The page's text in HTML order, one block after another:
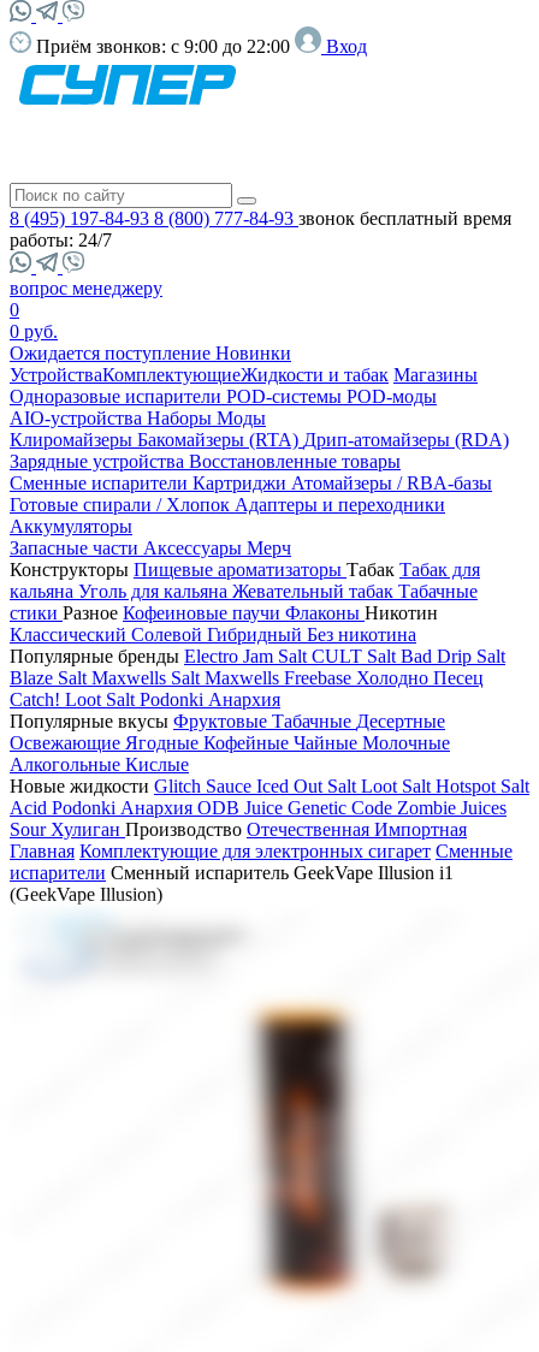
Приём звонков: с 9:00 до 22:00 Вход
8 (495) 197-84-93 8 (800) 777-84-93 звонок бесплатный время
работы: 24/7
вопрос менеджеру
0
0 руб.
Ожидается поступление Новинки
УстройстваКомплектующиеЖидкости и табак Магазины
Одноразовые испарители POD-системы POD-моды
AIO-устройства Наборы Моды
Клиромайзеры Бакомайзеры (RTA) Дрип-атомайзеры (RDA)
Зарядные устройства Восстановленные товары
Сменные испарители Картриджи Атомайзеры / RBA-базы
Готовые спирали / Хлопок Адаптеры и переходники
Аккумуляторы
Запасные части Аксессуары Мерч
Конструкторы Пищевые ароматизаторы Табак Табак для
кальяна Уголь для кальяна Жевательный табак Табачные
стики Разное Кофеиновые паучи Флаконы Никотин
Классический Солевой Гибридный Без никотина
Популярные бренды Electro Jam Salt CULT Salt Bad Drip Salt
Blaze Salt Maxwells Salt Maxwells Freebase Холодно Песец
Catch! Loot Salt Podonki Анархия
Популярные вкусы Фруктовые Табачные Десертные
Освежающие Ягодные Кофейные Чайные Молочные
Алкогольные Кислые
Новые жидкости Glitch Sauce Iced Out Salt Loot Salt Hotspot Salt
Acid Podonki Анархия ODB Juice Genetic Code Zombie Juices
Sour Хулиган Производство Отечественная Импортная
Главная Комплектующие для электронных сигарет Сменные
испарители Сменный испаритель GeekVape Illusion i1
(GeekVape Illusion)